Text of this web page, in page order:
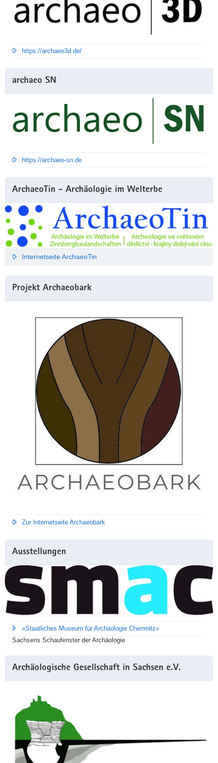
https://archaeo3d.de/
archaeo SN
https://archaeo-sn.de
ArchaeoTin - Archäologie im Welterbe
Internetseite ArchaeoTin
Projekt Archaeobark
Zur Internetseite Archaeobark
Ausstellungen
»Staatliches Museum für Archäologie Chemnitz«
Sachsens Schaufenster der Archäologie
Archäologische Gesellschaft in Sachsen e.V.